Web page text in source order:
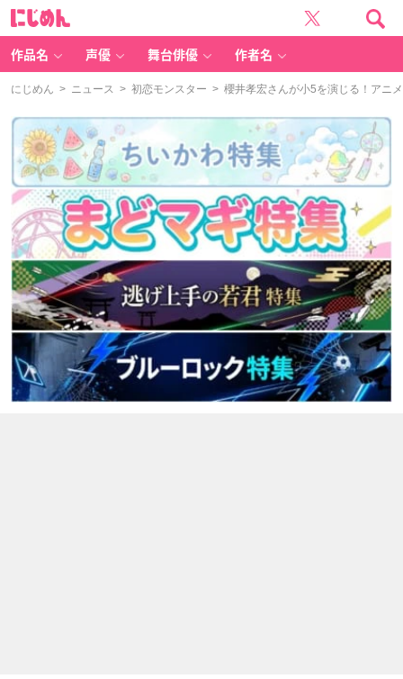
作品名 声優 舞台俳優 作者名
にじめん > ニュース > 初恋モンスター > 櫻井孝宏さんが小5を演じる！アニ